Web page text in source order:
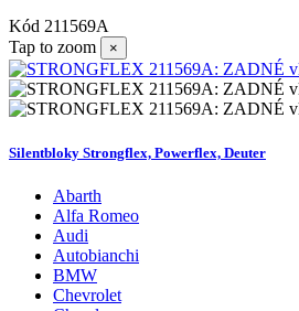
Kód 211569A
Tap to zoom
×
Silentbloky Strongflex, Powerflex, Deuter
Abarth
Alfa Romeo
Audi
Autobianchi
BMW
Chevrolet